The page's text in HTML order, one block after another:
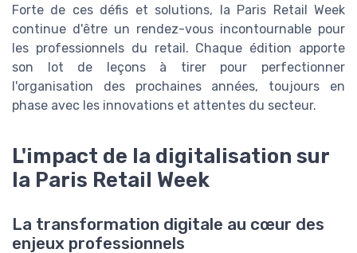
Forte de ces défis et solutions, la Paris Retail Week
continue d'être un rendez-vous incontournable pour
les professionnels du retail. Chaque édition apporte
son lot de leçons à tirer pour perfectionner
l'organisation des prochaines années, toujours en
phase avec les innovations et attentes du secteur.
L'impact de la digitalisation sur
la Paris Retail Week
La transformation digitale au cœur des
enjeux professionnels